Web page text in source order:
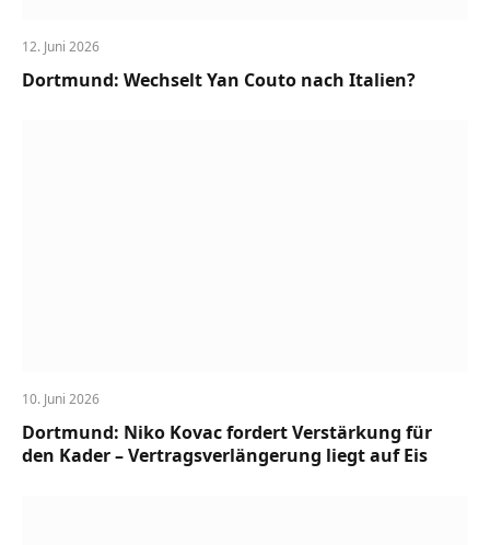
12. Juni 2026
Dortmund: Wechselt Yan Couto nach Italien?
10. Juni 2026
Dortmund: Niko Kovac fordert Verstärkung für
den Kader – Vertragsverlängerung liegt auf Eis